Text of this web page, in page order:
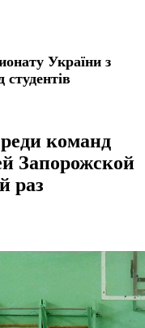
України з
студентів
команд
Запорожской
раз